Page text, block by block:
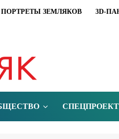
ПОРТРЕТЫ ЗЕМЛЯКОВ 3D-